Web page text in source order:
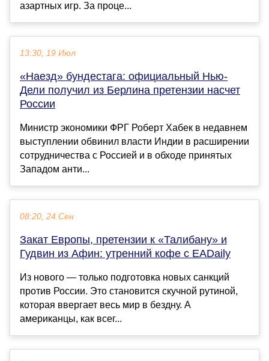
азартных игр. За проце...
13:30, 19 Июл
«Наезд» бундестага: официальный Нью-
Дели получил из Берлина претензии насчет
России
Министр экономики ФРГ Роберт Хабек в недавнем
выступлении обвинил власти Индии в расширении
сотрудничества с Россией и в обходе принятых
Западом анти...
08:20, 24 Сен
Закат Европы, претензии к «Талибану» и
Гудвин из Афин: утренний кофе с EADaily
Из нового — только подготовка новых санкций
против России. Это становится скучной рутиной,
которая ввергает весь мир в бездну. А
американцы, как всег...